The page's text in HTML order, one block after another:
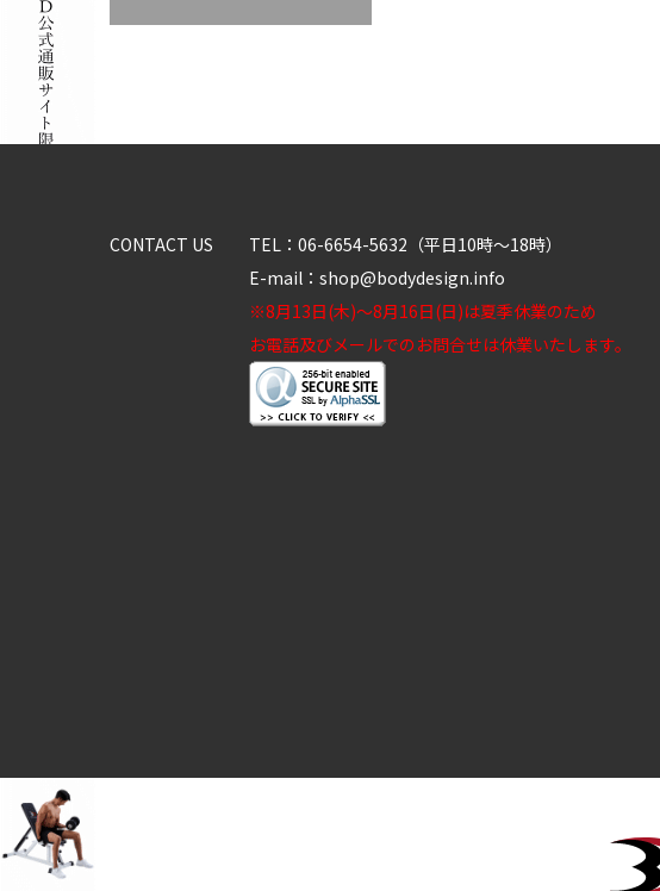
CONTACT US
TEL：06-6654-5632（平日10時～18時）
E-mail：shop@bodydesign.info
※8月13日(木)～8月16日(日)は夏季休業のため
お電話及びメールでのお問合せは休業いたします。